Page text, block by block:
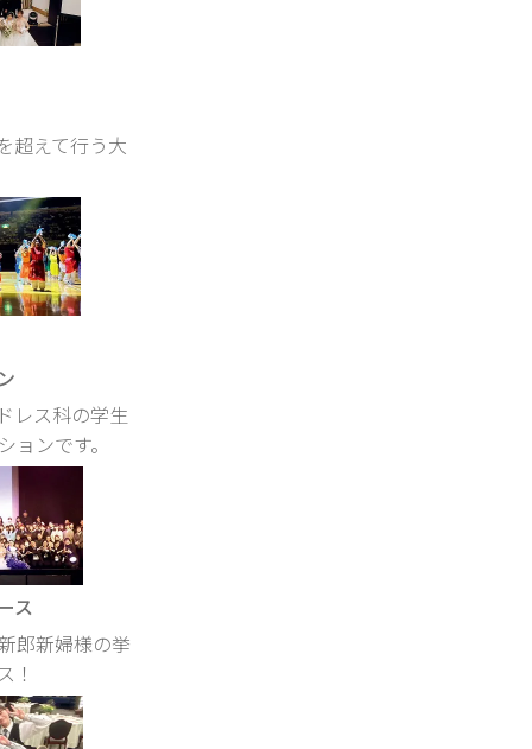
超えて行う大
レス科の学生
ンです。
ス
郎新婦様の挙
！